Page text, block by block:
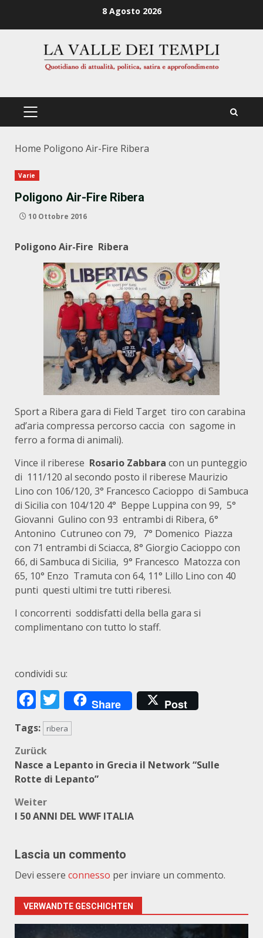
8 Agosto 2026
PRIMÄRES
Home Poligono Air-Fire Ribera
Varie
Poligono Air-Fire Ribera
10 Ottobre 2016
Poligono Air-Fire Ribera
Sport a Ribera gara di Field Target tiro con carabina
ad’aria compressa percorso caccia con sagome in
ferro a forma di animali).
Vince il riberese Rosario Zabbara con un punteggio
di 111/120 al secondo posto il riberese Maurizio
Lino con 106/120, 3° Francesco Cacioppo di Sambuca
di Sicilia con 104/120 4° Beppe Luppina con 99, 5°
Giovanni Gulino con 93 entrambi di Ribera, 6°
Antonino Cutruneo con 79, 7° Domenico Piazza
con 71 entrambi di Sciacca, 8° Giorgio Cacioppo con
66, di Sambuca di Sicilia, 9° Francesco Matozza con
65, 10° Enzo Tramuta con 64, 11° Lillo Lino con 40
punti questi ultimi tre tutti riberesi.
I concorrenti soddisfatti della bella gara si
complimentano con tutto lo staff.
condividi su:
Facebook
Twitter
Share Post
Tags: ribera
Beitragsnavigation
Zurück
Nasce a Lepanto in Grecia il Network “Sulle
Rotte di Lepanto”
Weiter
I 50 ANNI DEL WWF ITALIA
Lascia un commento
Devi essere connesso per inviare un commento.
VERWANDTE GESCHICHTEN